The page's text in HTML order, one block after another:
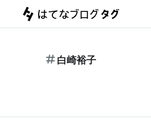
白崎裕子